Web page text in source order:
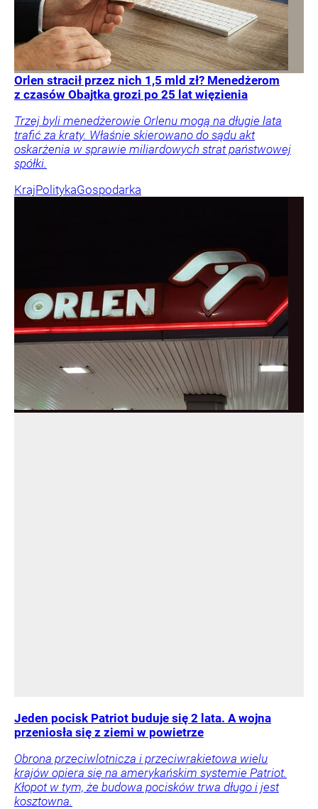
Orlen stracił przez nich 1,5 mld zł? Menedżerom
z czasów Obajtka grozi po 25 lat więzienia
Trzej byli menedżerowie Orlenu mogą na długie lata
trafić za kraty. Właśnie skierowano do sądu akt
oskarżenia w sprawie miliardowych strat państwowej
spółki.
KrajPolitykaGospodarka
Jeden pocisk Patriot buduje się 2 lata. A wojna
przeniosła się z ziemi w powietrze
Obrona przeciwlotnicza i przeciwrakietowa wielu
krajów opiera się na amerykańskim systemie Patriot.
Kłopot w tym, że budowa pocisków trwa długo i jest
kosztowna.